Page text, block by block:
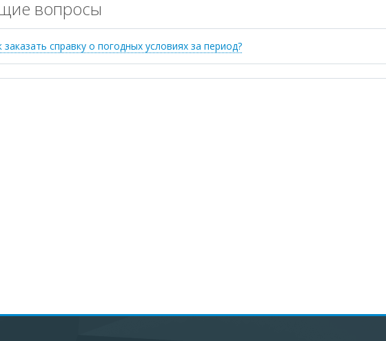
вопросы
заказать справку о погодных условиях за период?